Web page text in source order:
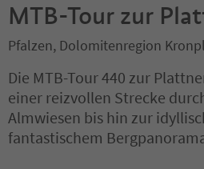
MTB-Tour zur
Pfalzen, Dolomitenregion
Die MTB-Tour 440 zur
einer reizvollen Strecke
Almwiesen bis hin zur
fantastischem